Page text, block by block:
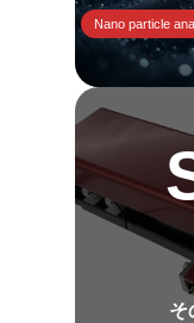
Nano particle
そ